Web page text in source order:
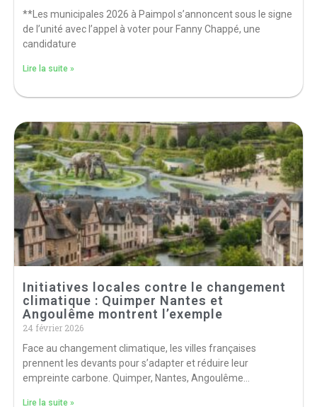
**Les municipales 2026 à Paimpol s’annoncent sous le signe
de l’unité avec l’appel à voter pour Fanny Chappé, une
candidature
Lire la suite »
Initiatives locales contre le changement
climatique : Quimper Nantes et
Angoulême montrent l’exemple
24 février 2026
Face au changement climatique, les villes françaises
prennent les devants pour s’adapter et réduire leur
empreinte carbone. Quimper, Nantes, Angoulême…
Lire la suite »